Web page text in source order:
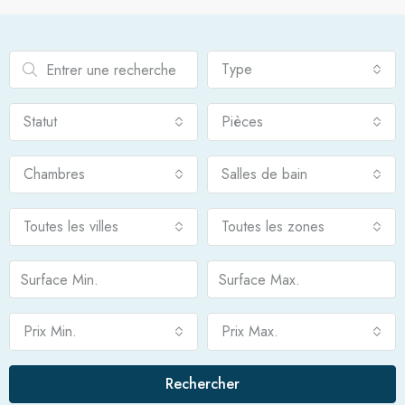
Type
Statut Pièces
Chambres Salles de bain
Toutes les villes Toutes les zones
Prix Min. Prix Max.
Rechercher